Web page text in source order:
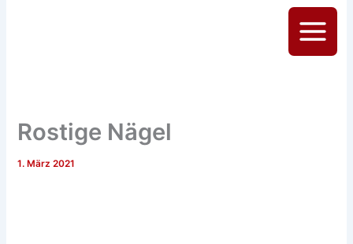
Main
Rostige Nägel
1. März 2021